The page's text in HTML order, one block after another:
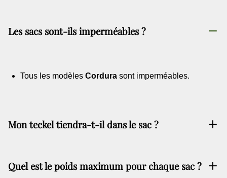
Les sacs sont-ils imperméables ?
Tous les modèles Cordura sont imperméables.
Mon teckel tiendra-t-il dans le sac ?
Quel est le poids maximum pour chaque sac ?